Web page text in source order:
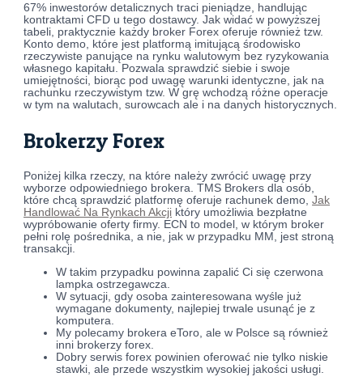
67% inwestorów detalicznych traci pieniądze, handlując
kontraktami CFD u tego dostawcy. Jak widać w powyższej
tabeli, praktycznie każdy broker Forex oferuje również tzw.
Konto demo, które jest platformą imitującą środowisko
rzeczywiste panujące na rynku walutowym bez ryzykowania
własnego kapitału. Pozwala sprawdzić siebie i swoje
umiejętności, biorąc pod uwagę warunki identyczne, jak na
rachunku rzeczywistym tzw. W grę wchodzą różne operacje
w tym na walutach, surowcach ale i na danych historycznych.
Brokerzy Forex
Poniżej kilka rzeczy, na które należy zwrócić uwagę przy
wyborze odpowiedniego brokera. TMS Brokers dla osób,
które chcą sprawdzić platformę oferuje rachunek demo,Jak
Handlować Na Rynkach Akcji który umożliwia bezpłatne
wypróbowanie oferty firmy. ECN to model, w którym broker
pełni rolę pośrednika, a nie, jak w przypadku MM, jest stroną
transakcji.
W takim przypadku powinna zapalić Ci się czerwona
lampka ostrzegawcza.
W sytuacji, gdy osoba zainteresowana wyśle już
wymagane dokumenty, najlepiej trwale usunąć je z
komputera.
My polecamy brokera eToro, ale w Polsce są również
inni brokerzy forex.
Dobry serwis forex powinien oferować nie tylko niskie
stawki, ale przede wszystkim wysokiej jakości usługi.